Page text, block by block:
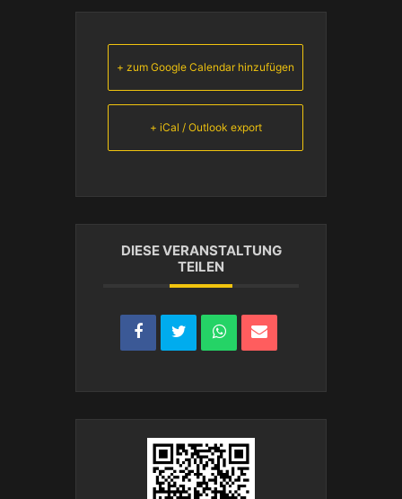
+ zum Google Calendar hinzufügen
+ iCal / Outlook export
DIESE VERANSTALTUNG
TEILEN